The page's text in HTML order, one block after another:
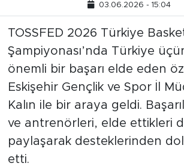
03.06.2026 - 15:04
TOSSFED 2026 Türkiye
Şampiyonası’nda Türkiye
önemli bir başarı elde eden
Eskişehir Gençlik ve Spor İl
Kalın ile bir araya geldi.
ve antrenörleri, elde ettikleri
paylaşarak desteklerinden
etti.